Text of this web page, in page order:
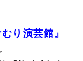
り演芸館』